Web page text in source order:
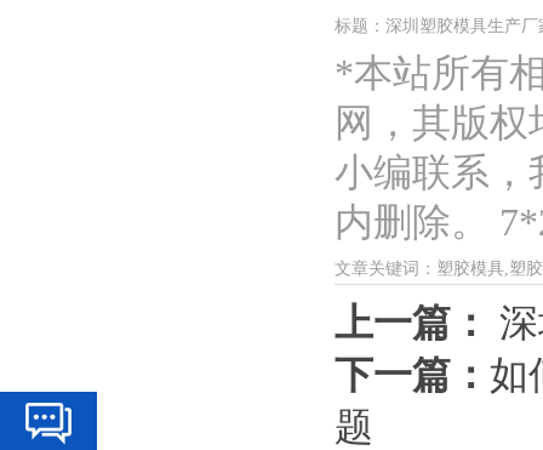
标题：深圳塑胶模具生产
*本站所有
网，其版
小编联系，
内删除。
文章关键词：塑胶模具,塑
上一篇：
下一篇： 如
题